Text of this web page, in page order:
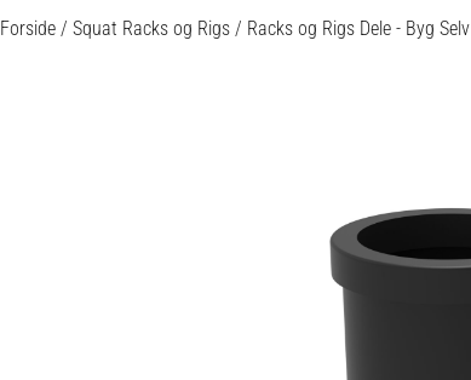
Forside / Squat Racks og Rigs / Racks og Rigs Dele - Byg Selv